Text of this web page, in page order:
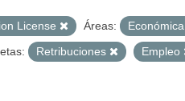
License Áreas: Económica
Retribuciones
Empleo